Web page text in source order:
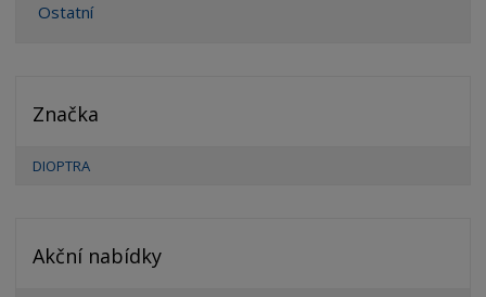
Ostatní
Značka
DIOPTRA
Akční nabídky